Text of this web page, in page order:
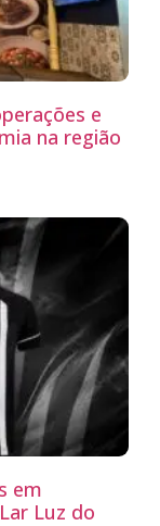
e
na região
em
Luz do